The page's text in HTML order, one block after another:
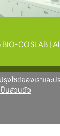
COSLAB |
รุงไซต์ของเราแล
ป็นส่วนตัว